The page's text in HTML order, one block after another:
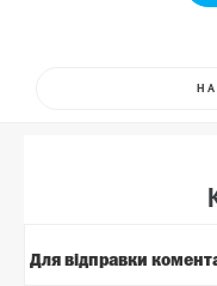
Для вiдправки